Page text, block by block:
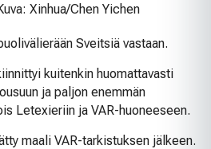
Xinhua/Chen Yichen
Sveitsiä vastaan.
kuitenkin huomattavasti
ja paljon enemmän
Letexieriin ja VAR-huoneeseen.
maali VAR-tarkistuksen jälkeen.